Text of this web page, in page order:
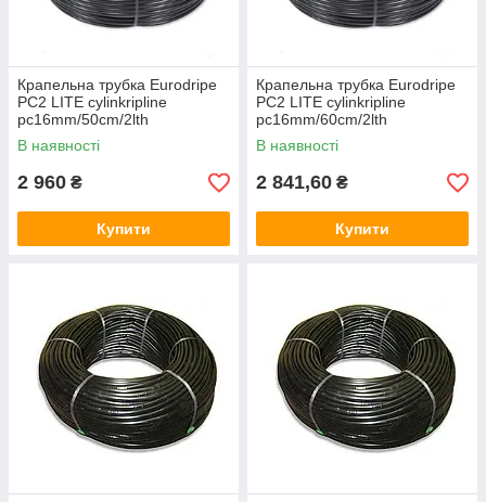
Крапельна трубка Eurodripe
PC2 LITE cylinkripline
pc16mm/50cm/2lth
В наявності
2 960 ₴
Купити
Крапельна трубка Eurodripe
PC2 LITE cylinkripline
pc16mm/60cm/2lth
В наявності
2 841,60 ₴
Купити